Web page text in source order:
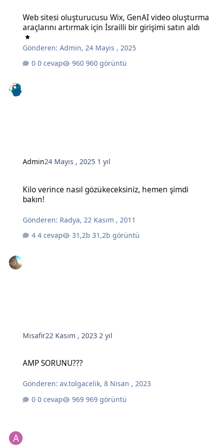
Web sitesi oluşturucusu Wix, GenAI video oluşturma
araçlarını artırmak için İsrailli bir girişimi satın aldı
Gönderen:Admin, 24 Mayıs , 2025
0 cevap
960 görüntü
Admin24 Mayıs , 2025 1 yıl
Kilo verince nasıl gözükeceksiniz, hemen şimdi
bakın!
Gönderen: Radya, 22 Kasım , 2011
4 cevap
31,2b görüntü
Misafir22 Kasım , 20232 yıl
AMP SORUNU???
Gönderen:av.tolgacelik,8 Nisan , 2023
0 cevap
969 görüntü